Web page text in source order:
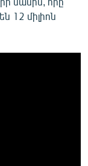
12 միլիոն